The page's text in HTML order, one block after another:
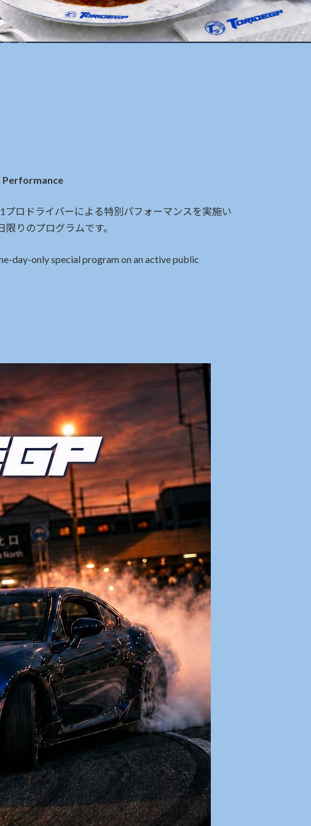
Performance
ロドライバーによる特別パフォーマンスを実施い
りのプログラムです。
day-only special program on an active public